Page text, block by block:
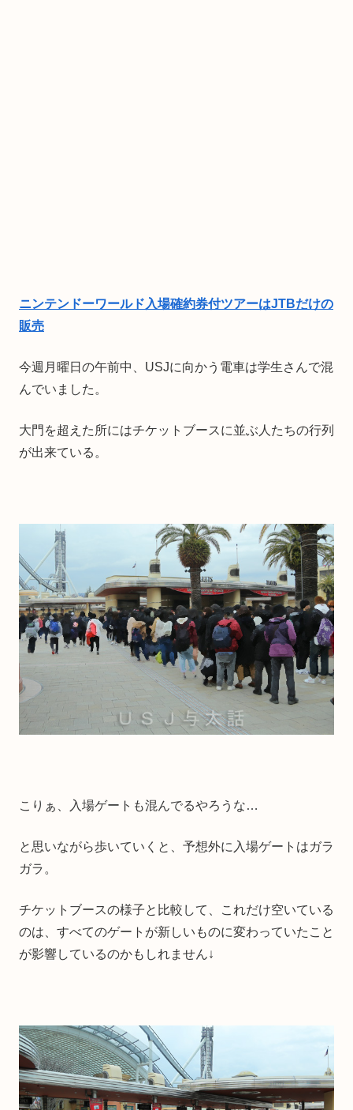
ニンテンドーワールド入場確約券付ツアーはJTBだけの
販売
今週月曜日の午前中、USJに向かう電車は学生さんで混
んでいました。
大門を超えた所にはチケットブースに並ぶ人たちの行列
が出来ている。
こりぁ、入場ゲートも混んでるやろうな…
と思いながら歩いていくと、予想外に入場ゲートはガラ
ガラ。
チケットブースの様子と比較して、これだけ空いている
のは、すべてのゲートが新しいものに変わっていたこと
が影響しているのかもしれません↓